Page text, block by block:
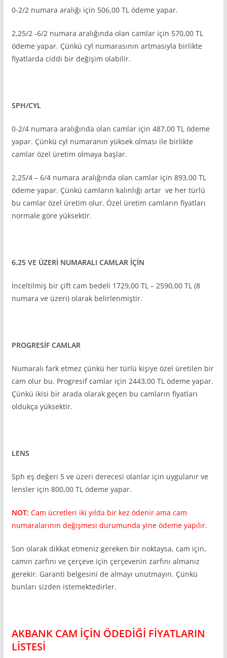
0-2/2 numara aralığı için 506,00 TL ödeme yapar.
2,25/2 -6/2 numara aralığında olan camlar için 570,00 TL
ödeme yapar. Çünkü cyl numarasının artmasıyla birlikte
fiyatlarda ciddi bir değişim olabilir.
SPH/CYL
0-2/4 numara aralığında olan camlar için 487,00 TL ödeme
yapar. Çünkü cyl numaranın yüksek olması ile birlikte
camlar özel üretim olmaya başlar.
2,25/4 – 6/4 numara aralığında olan camlar için 893,00 TL
ödeme yapar. Çünkü camların kalınlığı artar ve her türlü
bu camlar özel üretim olur. Özel üretim camların fiyatları
normale göre yüksektir.
6,25 VE ÜZERİ NUMARALI CAMLAR İÇİN
İnceltilmiş bir çift cam bedeli 1729,00 TL – 2590,00 TL (8
numara ve üzeri) olarak belirlenmiştir.
PROGRESİF CAMLAR
Numaralı fark etmez çünkü her türlü kişiye özel üretilen bir
cam olur bu. Progresif camlar için 2443,00 TL ödeme yapar.
Çünkü ikisi bir arada olarak geçen bu camların fiyatları
oldukça yüksektir.
LENS
Sph eş değeri 5 ve üzeri derecesi olanlar için uygulanır ve
lensler için 800,00 TL ödeme yapar.
NOT: Cam ücretleri iki yılda bir kez ödenir ama cam
numaralarının değişmesi durumunda yine ödeme yapılır.
Son olarak dikkat etmeniz gereken bir noktaysa, cam için,
camın zarfını ve çerçeve için çerçevenin zarfını almanız
gerekir. Garanti belgesini de almayı unutmayın. Çünkü
bunları sizden istemektedirler.
AKBANK CAM İÇİN ÖDEDİĞİ FİYATLARIN
LİSTESİ